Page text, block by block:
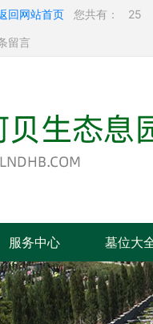
回网站首页 您共有： 25
留言
服务中心 墓位大